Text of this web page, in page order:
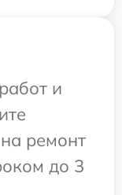
и
ремонт
до 3